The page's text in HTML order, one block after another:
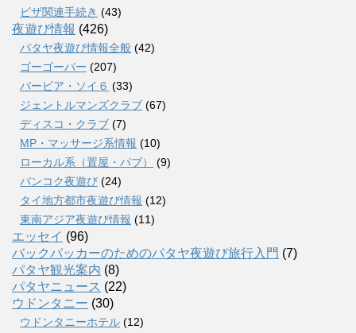
ビザ関連手続き (43)
夜遊び情報 (426)
パタヤ夜遊び情報全般 (42)
ゴーゴーバー (207)
バービア・ソイ６ (33)
ジェントルマンズクラブ (67)
ディスコ・クラブ (7)
MP・マッサージ系情報 (10)
ローカル系（置屋・パブ）
(9)
バンコク夜遊び (24)
タイ地方都市夜遊び情報 (12)
東南アジア夜遊び情報 (11)
エッセイ (96)
バックパッカーのためのパタヤ夜遊び旅行入門 (7)
パタヤ観光案内 (8)
パタヤニュース (22)
ウドンタニー (30)
ウドンタニーホテル (12)